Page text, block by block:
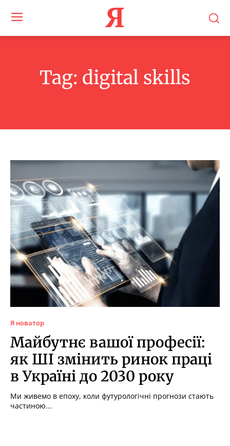
Я
Tag: digital skills
Я новатор
Майбутнє вашої професії:
як ШІ змінить ринок праці
в Україні до 2030 року
Ми живемо в епоху, коли футурологічні прогнози стають
частиною...